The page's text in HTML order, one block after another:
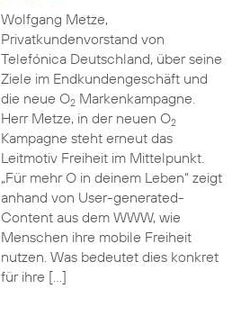
Wolfgang Metze,
Privatkundenvorstand von
Telefónica Deutschland, über seine
Ziele im Endkundengeschäft und
die neue O2Markenkampagne.
Herr Metze, in der neuen O2
Kampagne steht erneut das
Leitmotiv Freiheit im Mittelpunkt.
„Für mehr O in deinem Leben“ zeigt
anhand von User-generated-
Content aus dem WWW, wie
Menschen ihre mobile Freiheit
nutzen. Was bedeutet dies konkret
für ihre […]